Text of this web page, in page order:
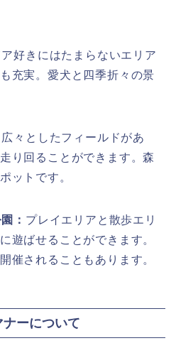
好きにはたまらないエリア
充実。愛犬と四季折々の景
広々としたフィールドがあ
り回ることができます。森
ットです。
： プレイエリアと散歩エリ
遊ばせることができます。
催されることもあります。
ーについて